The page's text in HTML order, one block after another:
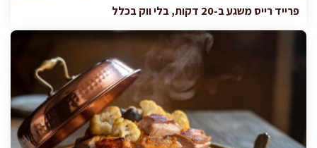
פרייד רייס משגע ב-20 דקות, בלי ווק בכלל